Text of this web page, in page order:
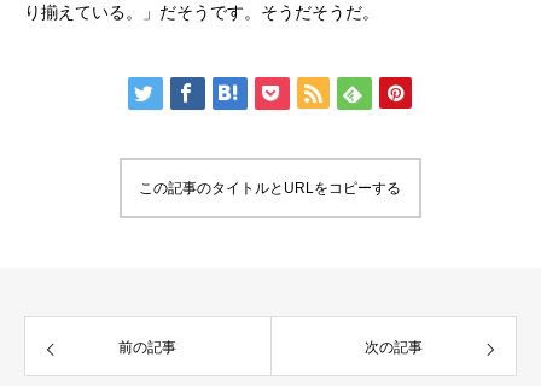
り揃えている。」だそうです。そうだそうだ。
この記事のタイトルとURLをコピーする
前の記事 次の記事